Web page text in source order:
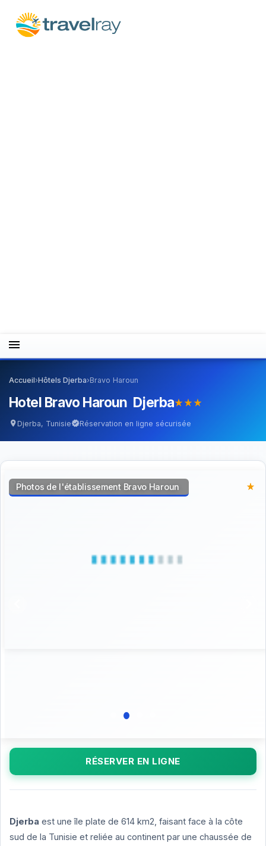
menu
Accueil›Hôtels Djerba›Bravo Haroun
Hotel Bravo Haroun Djerbastar_ratestar_ratestar_rate
location_on Djerba, TunisieverifiedRéservation en ligne sécurisée
Photos de l'établissement Bravo Haroun star_rate
star_rate
star_rate
RÉSERVER EN LIGNE
Djerba est une île plate de 614 km2, faisant face à la côte
sud de la Tunisie et reliée au continent par une chaussée de